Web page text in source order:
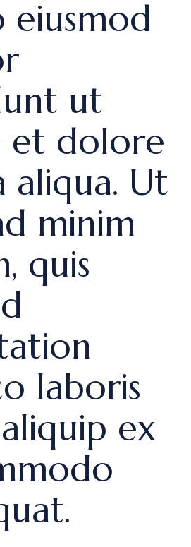
eiusmod
ut
et dolore
aliqua. Ut
minim
quis
laboris
ex